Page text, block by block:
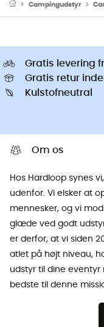
Campingudstyr
Gratis levering
Gratis retur
Kulstofneutral
Om os
Hos Hardloop synes
udenfor. Vi elsker at
mennesker, og vi
glæde ved godt
er derfor, at vi siden
atlet på højt niveau,
udstyr til dine
bedste til denne